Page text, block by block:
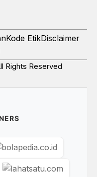
Kode EtikDisclaimer
Rights Reserved